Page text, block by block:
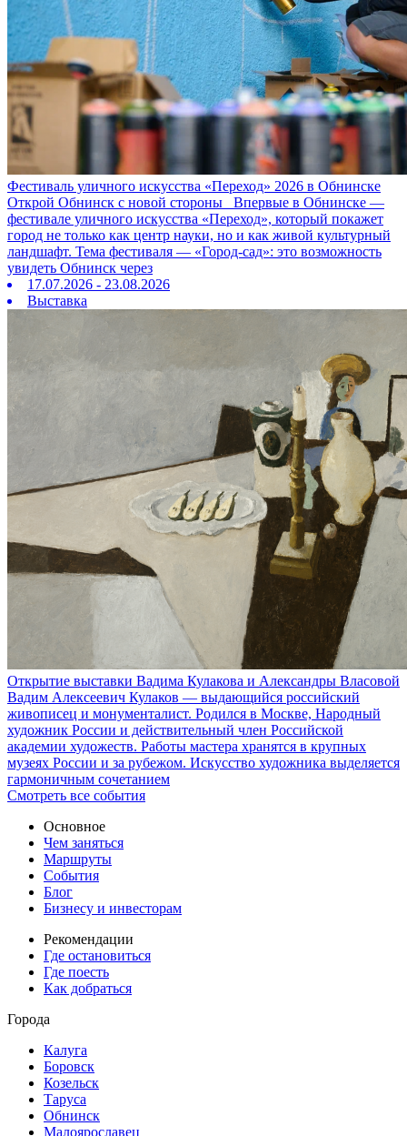
Фестиваль уличного искусства «Переход» 2026 в Обнинске
Открой Обнинск с новой стороны Впервые в Обнинске —
фестивале уличного искусства «Переход», который покажет
город не только как центр науки, но и как живой культурный
ландшафт. Тема фестиваля — «Город‑сад»: это возможность
увидеть Обнинск через
17.07.2026 - 23.08.2026
Выставка
Открытие выставки Вадима Кулакова и Александры Власовой
Вадим Алексеевич Кулаков — выдающийся российский
живописец и монументалист. Родился в Москве, Народный
художник России и действительный член Российской
академии художеств. Работы мастера хранятся в крупных
музеях России и за рубежом. Искусство художника выделяется
гармоничным сочетанием
Смотреть все события
Основное
Чем заняться
Маршруты
События
Блог
Бизнесу и инвесторам
Рекомендации
Где остановиться
Где поесть
Как добраться
Города
Калуга
Боровск
Козельск
Таруса
Обнинск
Малоярославец